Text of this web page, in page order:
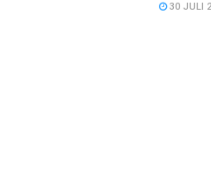
30 JULI